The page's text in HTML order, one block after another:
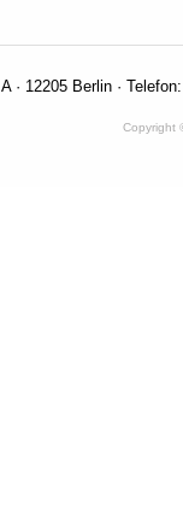
· 12205 Berlin ·
Copyright